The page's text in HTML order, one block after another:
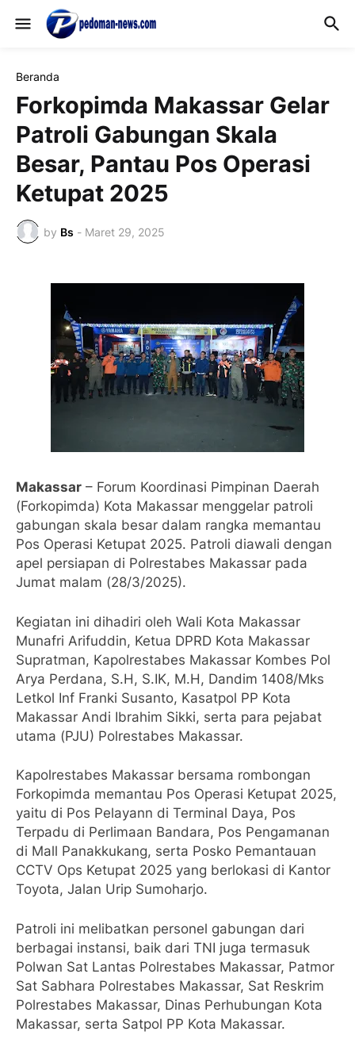
Beranda
Forkopimda Makassar Gelar
Patroli Gabungan Skala
Besar, Pantau Pos Operasi
Ketupat 2025
by Bs - Maret 29, 2025
Makassar – Forum Koordinasi Pimpinan Daerah
(Forkopimda) Kota Makassar menggelar patroli
gabungan skala besar dalam rangka memantau
Pos Operasi Ketupat 2025. Patroli diawali dengan
apel persiapan di Polrestabes Makassar pada
Jumat malam (28/3/2025).
Kegiatan ini dihadiri oleh Wali Kota Makassar
Munafri Arifuddin, Ketua DPRD Kota Makassar
Supratman, Kapolrestabes Makassar Kombes Pol
Arya Perdana, S.H, S.IK, M.H, Dandim 1408/Mks
Letkol Inf Franki Susanto, Kasatpol PP Kota
Makassar Andi Ibrahim Sikki, serta para pejabat
utama (PJU) Polrestabes Makassar.
Kapolrestabes Makassar bersama rombongan
Forkopimda memantau Pos Operasi Ketupat 2025,
yaitu di Pos Pelayann di Terminal Daya, Pos
Terpadu di Perlimaan Bandara, Pos Pengamanan
di Mall Panakkukang, serta Posko Pemantauan
CCTV Ops Ketupat 2025 yang berlokasi di Kantor
Toyota, Jalan Urip Sumoharjo.
Patroli ini melibatkan personel gabungan dari
berbagai instansi, baik dari TNI juga termasuk
Polwan Sat Lantas Polrestabes Makassar, Patmor
Sat Sabhara Polrestabes Makassar, Sat Reskrim
Polrestabes Makassar, Dinas Perhubungan Kota
Makassar, serta Satpol PP Kota Makassar.